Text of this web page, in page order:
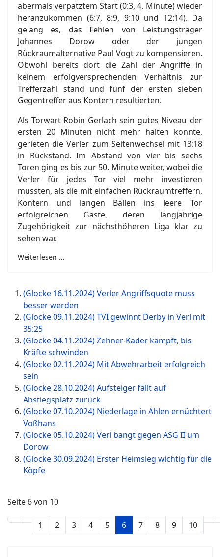
abermals verpatztem Start (0:3, 4. Minute) wieder
heranzukommen (6:7, 8:9, 9:10 und 12:14). Da
gelang es, das Fehlen von Leistungsträger
Johannes Dorow oder der jungen
Rückraumalternative Paul Vogt zu kompensieren.
Obwohl bereits dort die Zahl der Angriffe in
keinem erfolgversprechenden Verhältnis zur
Trefferzahl stand und fünf der ersten sieben
Gegentreffer aus Kontern resultierten.
Als Torwart Robin Gerlach sein gutes Niveau der
ersten 20 Minuten nicht mehr halten konnte,
gerieten die Verler zum Seitenwechsel mit 13:18
in Rückstand. Im Abstand von vier bis sechs
Toren ging es bis zur 50. Minute weiter, wobei die
Verler für jedes Tor viel mehr investieren
mussten, als die mit einfachen Rückraumtreffern,
Kontern und langen Bällen ins leere Tor
erfolgreichen Gäste, deren langjährige
Zugehörigkeit zur nächsthöheren Liga klar zu
sehen war.
Weiterlesen …
(Glocke 16.11.2024) Verler Angriffsquote muss
besser werden
(Glocke 09.11.2024) TVI gewinnt Derby in Verl mit
35:25
(Glocke 04.11.2024) Zehner-Kader kämpft, bis
Kräfte schwinden
(Glocke 02.11.2024) Mit Abwehrarbeit erfolgreich
sein
(Glocke 28.10.2024) Aufsteiger fällt auf
Abstiegsplatz zurück
(Glocke 07.10.2024) Niederlage in Ahlen ernüchtert
Voßhans
(Glocke 05.10.2024) Verl bangt gegen ASG II um
Dorow
(Glocke 30.09.2024) Erster Heimsieg wichtig für die
Köpfe
Seite 6 von 10
1 2 3 4 5 6 7 8 9 10